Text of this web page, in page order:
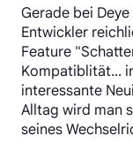
Gerade bei
Entwickler
Feature
Kompatiblität...
interessante
Alltag wird man
seines